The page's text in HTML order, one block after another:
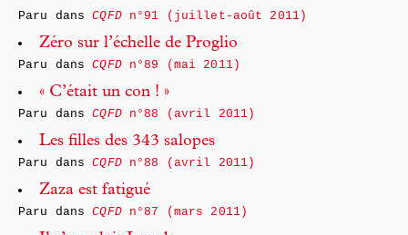
Paru dansCQFDn°91 (juillet-août 2011)
Zéro sur l’échelle de Proglio
Paru dansCQFDn°89 (mai 2011)
« C’était un con ! »
Paru dansCQFDn°88 (avril 2011)
Les filles des 343 salopes
Paru dansCQFDn°88 (avril 2011)
Zaza est fatigué
Paru dansCQFDn°87 (mars 2011)